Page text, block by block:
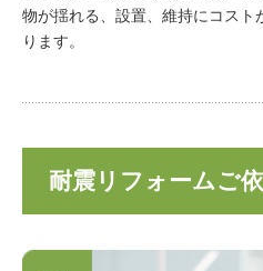
物が揺れる、設置、維持にコスト
ります。
耐震リフォームご